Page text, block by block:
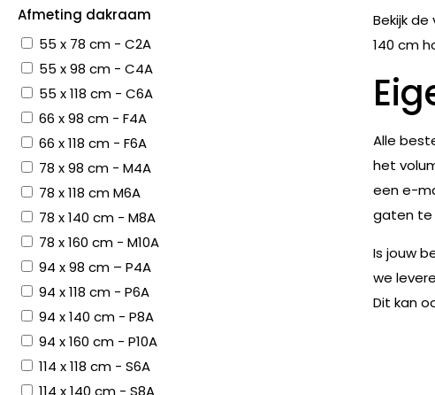
Bekijk
140 cm
Alle
het
een e-
gaten te
Is jouw
we
Dit kan
Afmeting dakraam
55 x 78 cm - C2A
55 x 98 cm - C4A
55 x 118 cm - C6A
66 x 98 cm - F4A
66 x 118 cm - F6A
78 x 98 cm - M4A
78 x 118 cm M6A
78 x 140 cm - M8A
78 x 160 cm - M10A
94 x 98 cm – P4A
94 x 118 cm - P6A
94 x 140 cm - P8A
94 x 160 cm - P10A
114 x 118 cm - S6A
114 x 140 cm - S8A